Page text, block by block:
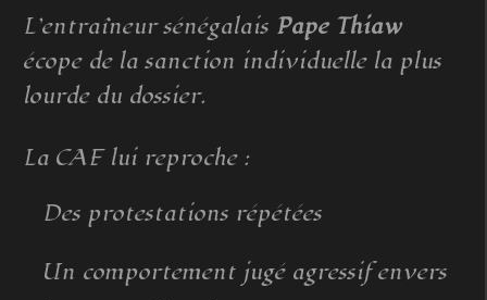
L’entraîneur sénégalais Pape Thiaw
écope de la sanction individuelle la plus
lourde du dossier.
La CAF lui reproche :
Des protestations répétées
Un comportement jugé agressif envers